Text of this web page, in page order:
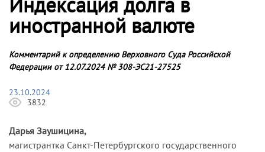
иностранной валюте
Комментарий к определению Верховного Суда Российской
Федерации от 12.07.2024 № 308-ЭС21-27525
23.10.2024
3832
Дарья Заушицина,
магистрантка Санкт-Петербургского государственного